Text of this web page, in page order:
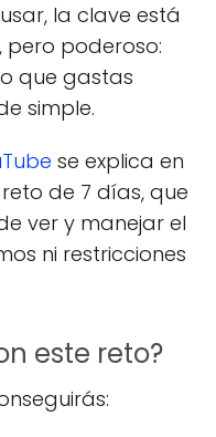
la clave está
pero poderoso:
que gastas
simple.
se explica en
de 7 días, que
ver y manejar el
ni restricciones
este reto?